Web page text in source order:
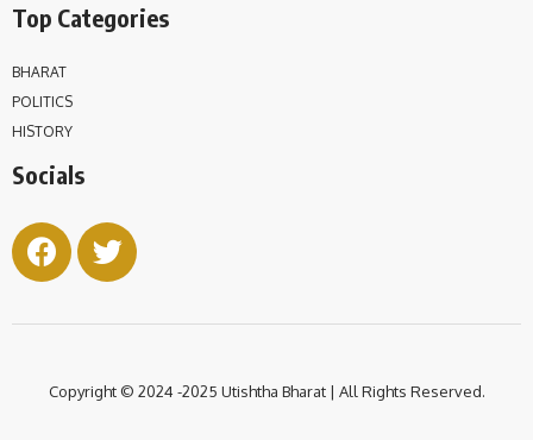
Top Categories
BHARAT
POLITICS
HISTORY
Socials
Copyright © 2024 -2025 Utishtha Bharat | All Rights Reserved.